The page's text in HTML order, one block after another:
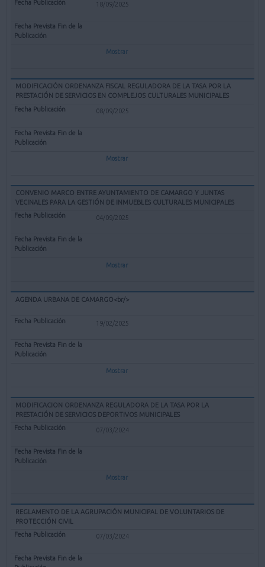
18/09/2025
Mostrar
MODIFICACIÓN ORDENANZA FISCAL REGULADORA DE LA TASA POR LA
PRESTACIÓN DE SERVICIOS EN COMPLEJOS CULTURALES MUNICIPALES
08/09/2025
Mostrar
CONVENIO MARCO ENTRE AYUNTAMIENTO DE CAMARGO Y JUNTAS
VECINALES PARA LA GESTIÓN DE INMUEBLES CULTURALES MUNICIPALES
04/09/2025
Mostrar
AGENDA URBANA DE CAMARGO<br/>
19/02/2025
Mostrar
MODIFICACION ORDENANZA REGULADORA DE LA TASA POR LA
PRESTACIÓN DE SERVICIOS DEPORTIVOS MUNICIPALES
07/03/2024
Mostrar
REGLAMENTO DE LA AGRUPACIÓN MUNICIPAL DE VOLUNTARIOS DE
PROTECCIÓN CIVIL
07/03/2024